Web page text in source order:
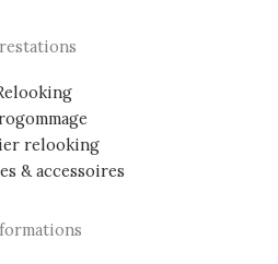
relooking
& accessoires